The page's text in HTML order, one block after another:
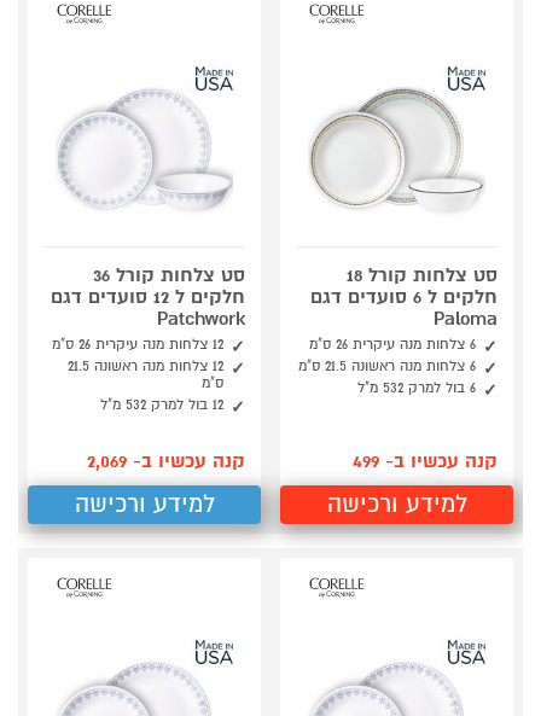
סט צלחות קורל 18
חלקים ל 6 סועדים דגם
Paloma
6 צלחות מנה עיקרית 26 ס"מ
6 צלחות מנה ראשונה 21.5 ס"מ
6 בול למרק 532 מ"ל
קנה עכשיו ב- 499
למידע ורכישה
סט צלחות קורל 36
חלקים ל 12 סועדים דגם
Patchwork
12 צלחות מנה עיקרית 26 ס"מ
12 צלחות מנה ראשונה 21.5
ס"מ
12 בול למרק 532 מ"ל
קנה עכשיו ב- 2,069
למידע ורכישה